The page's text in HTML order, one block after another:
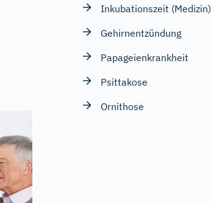
Inkubationszeit (Medizin)
Gehirnentzündung
Papageienkrankheit
Psittakose
Ornithose